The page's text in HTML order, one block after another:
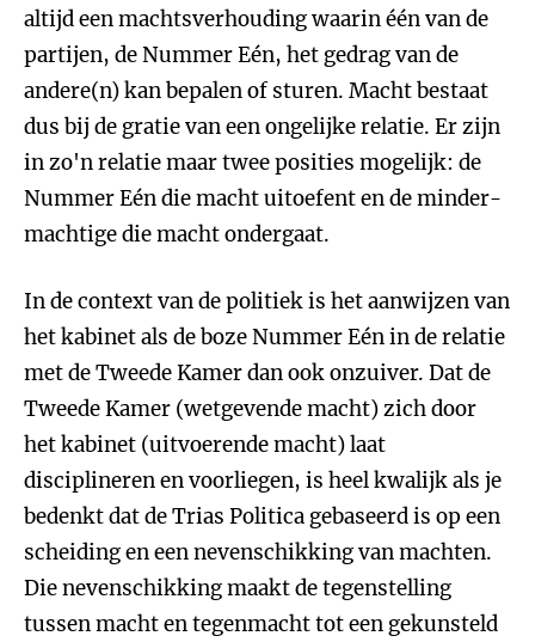
altijd een machtsverhouding waarin één van de
partijen, de Nummer Eén, het gedrag van de
andere(n) kan bepalen of sturen. Macht bestaat
dus bij de gratie van een ongelijke relatie. Er zijn
in zo'n relatie maar twee posities mogelijk: de
Nummer Eén die macht uitoefent en de minder-
machtige die macht ondergaat.
In de context van de politiek is het aanwijzen van
het kabinet als de boze Nummer Eén in de relatie
met de Tweede Kamer dan ook onzuiver. Dat de
Tweede Kamer (wetgevende macht) zich door
het kabinet (uitvoerende macht) laat
disciplineren en voorliegen, is heel kwalijk als je
bedenkt dat de Trias Politica gebaseerd is op een
scheiding en een nevenschikking van machten.
Die nevenschikking maakt de tegenstelling
tussen macht en tegenmacht tot een gekunsteld